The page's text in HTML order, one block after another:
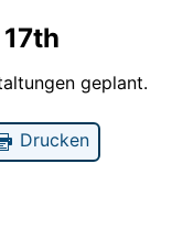
geplant.
Drucken